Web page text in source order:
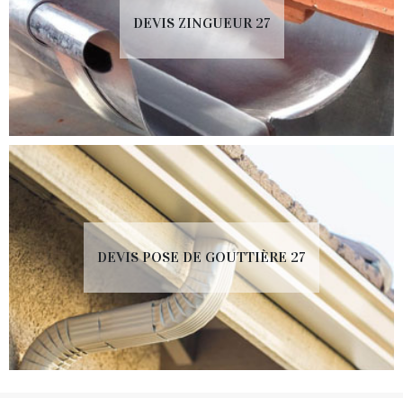
DEVIS ZINGUEUR 27
DEVIS POSE DE GOUTTIÈRE 27